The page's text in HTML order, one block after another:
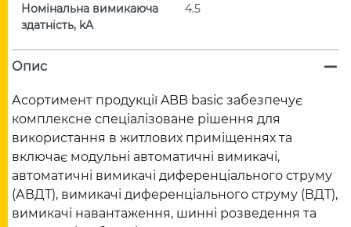
Номінальна вимикаюча
здатність, kA
4.5
Опис
Асортимент продукції ABB basic забезпечує
комплексне спеціалізоване рішення для
використання в житлових приміщеннях та
включає модульні автоматичні вимикачі,
автоматичні вимикачі диференціального струму
(АВДТ), вимикачі диференціального струму (ВДТ),
вимикачі навантаження, шинні розведення та